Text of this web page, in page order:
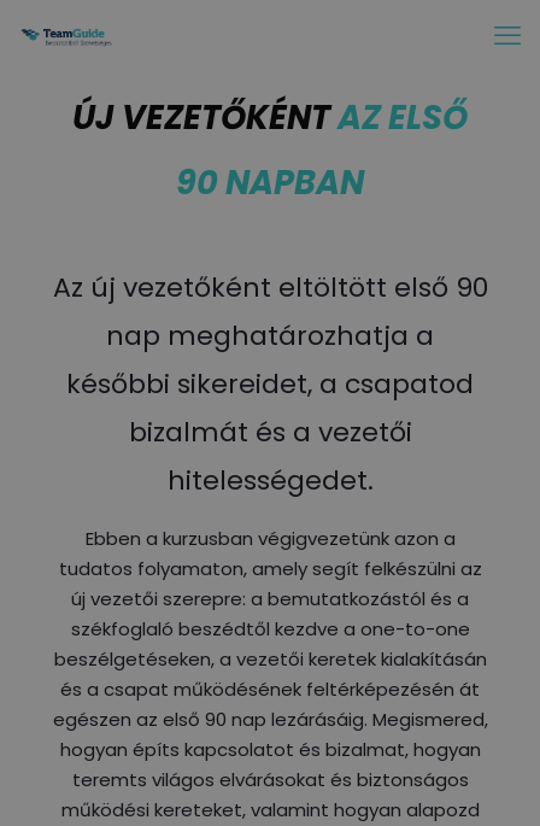
ÚJ VEZETŐKÉNTAZ ELSŐ
90 NAPBAN
Az új vezetőként eltöltött első 90
nap meghatározhatja a
későbbi sikereidet, a csapatod
bizalmát és a vezetői
hitelességedet.
Ebben a kurzusban végigvezetünk azon a
tudatos folyamaton, amely segít felkészülni az
új vezetői szerepre: a bemutatkozástól és a
székfoglaló beszédtől kezdve a one-to-one
beszélgetéseken, a vezetői keretek kialakításán
és a csapat működésének feltérképezésén át
egészen az első 90 nap lezárásáig. Megismered,
hogyan építs kapcsolatot és bizalmat, hogyan
teremts világos elvárásokat és biztonságos
működési kereteket, valamint hogyan alapozd